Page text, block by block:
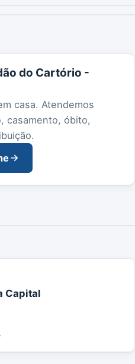
do Cartório -
casa. Atendemos
casamento, óbito,
Capital